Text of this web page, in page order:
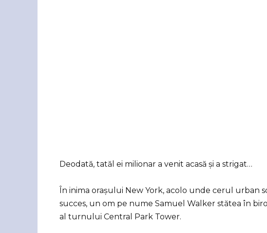
Deodată, tatăl ei milionar a venit acasă și a strigat…
În inima orașului New York, acolo unde cerul urban
succes, un om pe nume Samuel Walker stătea în
al turnului Central Park Tower.